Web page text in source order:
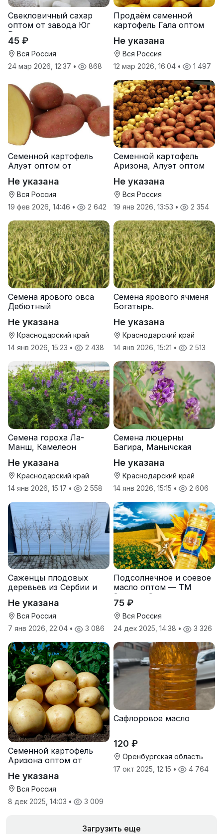
Свекловичный сахар
оптом от завода Юг
Руси
45 ₽
Вся Россия
24 мар 2026, 12:37 • 868
Продаём семенной
картофель Гала оптом
Не указана
Вся Россия
12 мар 2026, 16:04 • 1 497
Семенной картофель
Алуэт оптом от
Не указана
Вся Россия
19 фев 2026, 14:46 • 2 642
Семенной картофель
Аризона, Алуэт оптом
Не указана
Вся Россия
19 янв 2026, 13:53 • 2 354
Семена ярового овса
Дебютный
Не указана
Краснодарский край
14 янв 2026, 15:23 • 2 438
Семена ярового ячменя
Богатырь.
Не указана
Краснодарский край
14 янв 2026, 15:21 • 2 513
Семена гороха Ла-
Манш, Камелеон
Не указана
Краснодарский край
14 янв 2026, 15:17 • 2 558
Семена люцерны
Багира, Манычская
Не указана
Краснодарский край
14 янв 2026, 15:15 • 2 606
Саженцы плодовых
деревьев из Сербии и
Не указана
Вся Россия
7 янв 2026, 22:04 • 3 086
Подсолнечное и соевое
масло оптом — ТМ
Золотая Семечка
75 ₽
Вся Россия
24 дек 2025, 14:38 • 3 326
Семенной картофель
Аризона оптом от
Не указана
Вся Россия
8 дек 2025, 14:03 • 3 009
Сафлоровое масло
120 ₽
Оренбургская область
17 окт 2025, 12:15 • 4 764
Загрузить еще